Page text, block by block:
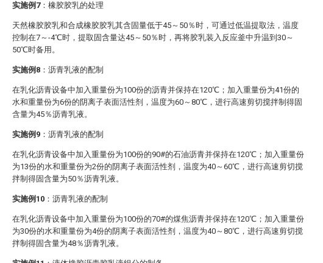
实施例7：橡胶胶乳的处理
天然橡胶胶乳和合成橡胶胶乳其含固量低于45～50％时，可通过低温提取法，温度
控制在7～-4℃时，提取固含量达45～50％时，再将胶乳装入反应釜中升温到30～
50℃时备用。
实施例8 ：沥青乳液的配制
在乳化沥青设备中加入重量份为100份的沥青并保持在120℃；加入重量份为41份的
水和重量份为6份的阴离子表面活性剂，温度为60～80℃，进行高速剪切搅拌制得固
含量为45％沥青乳液。
实施例9 ：沥青乳液的配制
在乳化沥青设备中加入重量份为100份的90#的石油沥青并保持在120℃；加入重量份
为13份的水和重量份为2份的阴离子表面活性剂，温度为40～60℃，进行高速剪切搅
拌制得固含量为50％沥青乳液。
实施例10 ：沥青乳液的配制
在乳化沥青设备中加入重量份为100份的70#的煤焦沥青并保持在120℃；加入重量份
为30份的水和重量份为4份的阴离子表面活性剂，温度为40～80℃，进行高速剪切搅
拌制得固含量为48％沥青乳液。